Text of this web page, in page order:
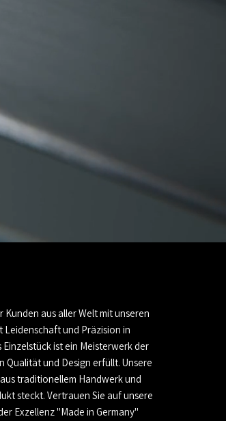
Kunden aus aller Welt mit unseren
und Präzision in
ist ein Meisterwerk der
Qualität und Design erfüllt. Unsere
traditionellem Handwerk und
steckt. Vertrauen Sie auf unsere
Exzellenz "Made in Germany"